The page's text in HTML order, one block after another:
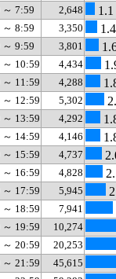
～ 7:59 2,648
～ 8:59 3,350
～ 9:59 3,801
～ 10:59 4,434
～ 11:59 4,288
～ 12:59 5,302
～ 13:59 4,292
～ 14:59 4,146
～ 15:59 4,737
～ 16:59 4,828
～ 17:59 5,945
～ 18:59 7,941
～ 19:59
10,274
20:59
20,253
21:59
45,615